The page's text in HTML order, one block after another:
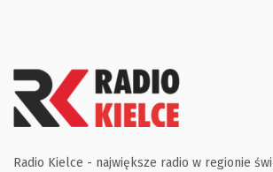
Radio Kielce - największe radio w regionie